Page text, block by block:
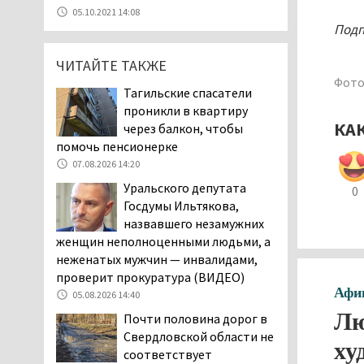
0
уголовное дело о
мошенничестве при
строительстве ИЖС в Нижнем
Тагиле
Екатеринбург подвергся
атаке БПЛА, восемь из
них были сбиты, три
упали на крышу логистического
07.08.2026 11:28
Тагильские спасатели
помогли заблудившемуся
в лесу мужчине найти
дорогу домой
06.08.2026 16:28
Прокуратура
Дзержинского района
Нижнего Тагила
05.10.2021 14:08
ЧИТАЙТЕ ТАКЖЕ
Тагильские спасатели
проникли в квартиру
через балкон, чтобы
помочь пенсионерке
07.08.2026 14:20
Уральского депутата
Госдумы Ильтякова,
назвавшего незамужних
женщин неполноценными людьми, а
неженатых мужчин — инвалидами,
проверит прокуратура (ВИДЕО)
05.08.2026 14:40
Почти половина дорог в
Свердловской области не
соответствует